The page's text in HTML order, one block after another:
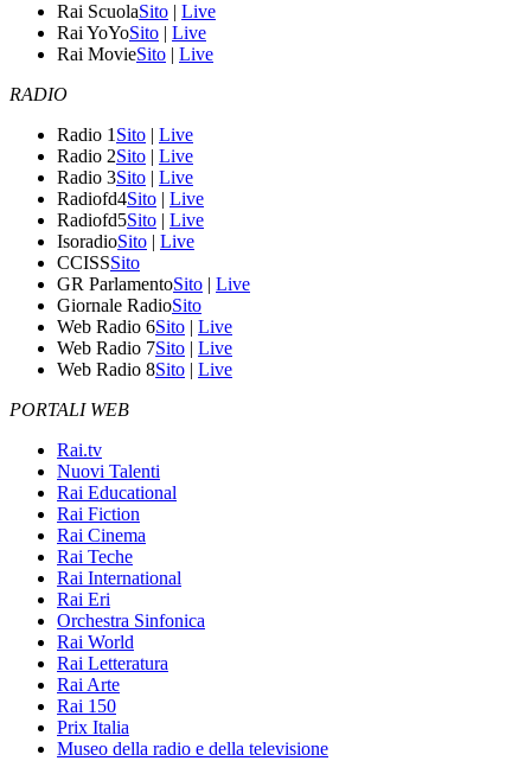
Rai ScuolaSito | Live
Rai YoYoSito | Live
Rai MovieSito | Live
RADIO
Radio 1 Sito | Live
Radio 2Sito | Live
Radio 3Sito | Live
Radiofd4Sito | Live
Radiofd5Sito | Live
IsoradioSito | Live
CCISSSito
GR ParlamentoSito | Live
Giornale RadioSito
Web Radio 6Sito | Live
Web Radio 7Sito | Live
Web Radio 8Sito | Live
PORTALI WEB
Rai.tv
Nuovi Talenti
Rai Educational
Rai Fiction
Rai Cinema
Rai Teche
Rai International
Rai Eri
Orchestra Sinfonica
Rai World
Rai Letteratura
Rai Arte
Rai 150
Prix Italia
Museo della radio e della televisione